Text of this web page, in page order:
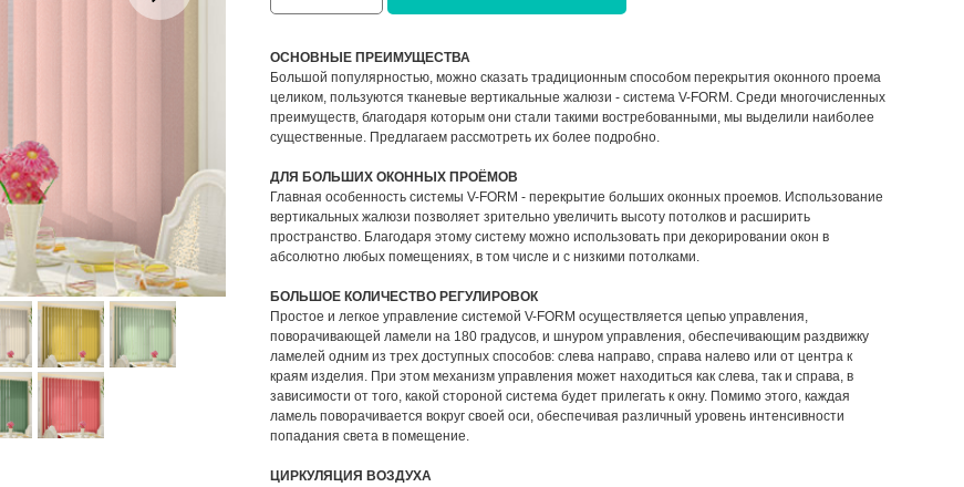
ОСНОВНЫЕ ПРЕИМУЩЕСТВА
Большой популярностью, можно сказать традиционным способом перекрытия оконного проема
целиком, пользуются тканевые вертикальные жалюзи - система V-FORM. Среди многочисленных
преимуществ, благодаря которым они стали такими востребованными, мы выделили наиболее
существенные. Предлагаем рассмотреть их более подробно.
ДЛЯ БОЛЬШИХ ОКОННЫХ ПРОЁМОВ
Главная особенность системы V-FORM - перекрытие больших оконных проемов. Использование
вертикальных жалюзи позволяет зрительно увеличить высоту потолков и расширить
пространство. Благодаря этому систему можно использовать при декорировании окон в
абсолютно любых помещениях, в том числе и с низкими потолками.
БОЛЬШОЕ КОЛИЧЕСТВО РЕГУЛИРОВОК
Простое и легкое управление системой V-FORM осуществляется цепью управления,
поворачивающей ламели на 180 градусов, и шнуром управления, обеспечивающим раздвижку
ламелей одним из трех доступных способов: слева направо, справа налево или от центра к
краям изделия. При этом механизм управления может находиться как слева, так и справа, в
зависимости от того, какой стороной система будет прилегать к окну. Помимо этого, каждая
ламель поворачивается вокруг своей оси, обеспечивая различный уровень интенсивности
попадания света в помещение.
ЦИРКУЛЯЦИЯ ВОЗДУХА